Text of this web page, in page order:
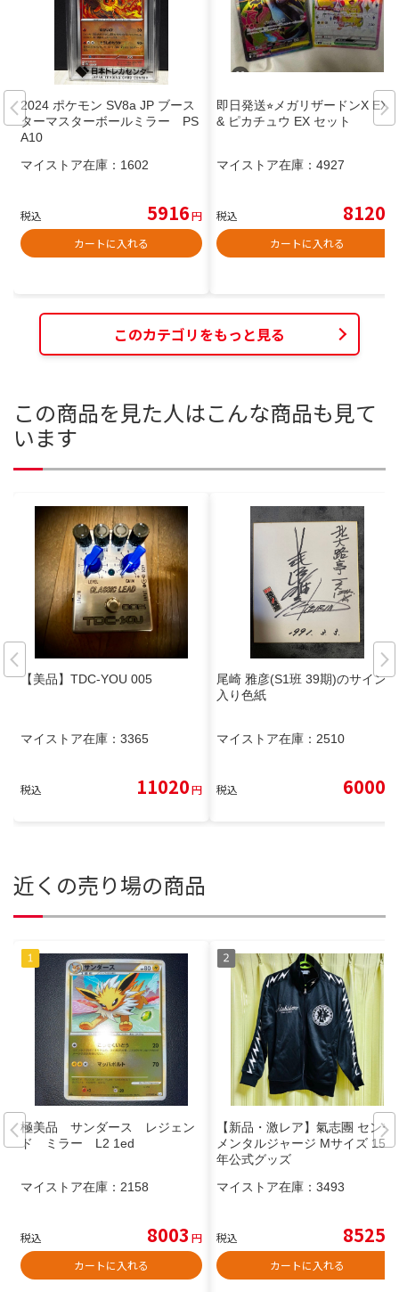
2024 ポケモン SV8a JP ブース
ターマスターボールミラー PS
A10
マイストア在庫： 1602
税込 5916円
カートに入れる
即日発送⭐︎メガリザードンX EX
& ピカチュウ EX セット
マイストア在庫： 4927
税込 8120
カートに入れる
このカテゴリをもっと見る
この商品を見た人はこんな商品も見て
います
【美品】TDC-YOU 005
マイストア在庫： 3365
税込 11020円
尾崎 雅彦(S1班 39期)のサイン
入り色紙
マイストア在庫： 2510
税込 6000
近くの売り場の商品
極美品 サンダース レジェン
ド ミラー L2 1ed
マイストア在庫： 2158
税込 8003 円
カートに入れる
【新品・激レア】氣志團 センチ
メンタルジャージ Mサイズ 15周
年公式グッズ
マイストア在庫： 3493
税込 8525
カートに入れる